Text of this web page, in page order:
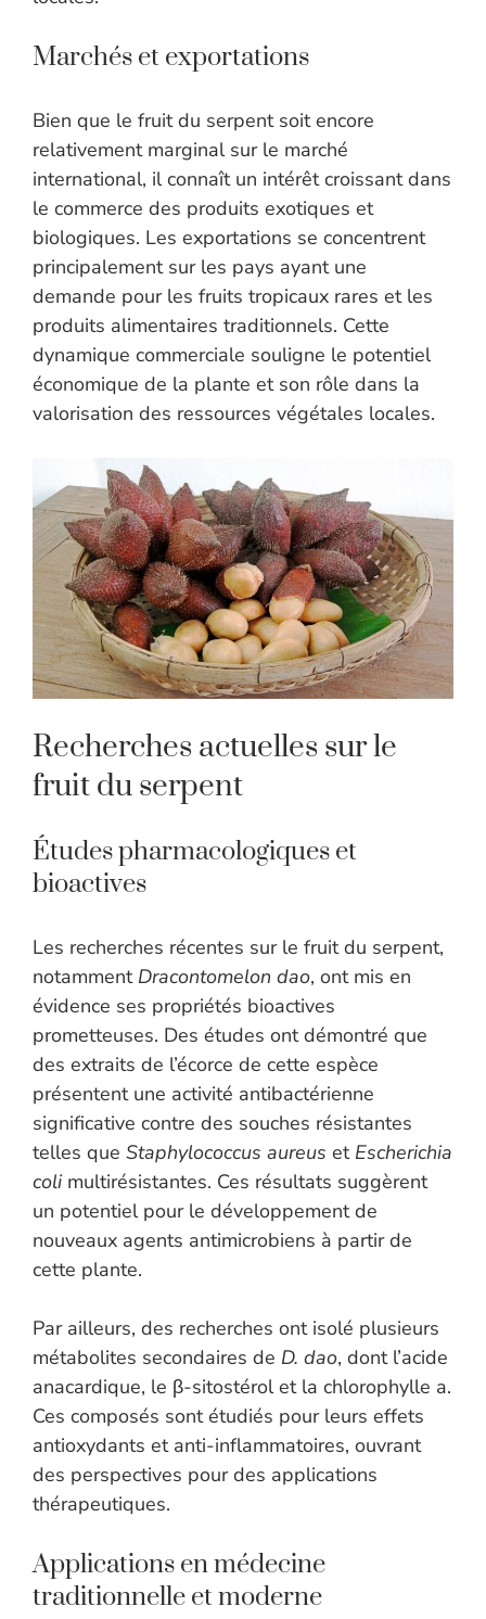
Marchés et exportations
Bien que le fruit du serpent soit encore
relativement marginal sur le marché
international, il connaît un intérêt croissant dans
le commerce des produits exotiques et
biologiques. Les exportations se concentrent
principalement sur les pays ayant une
demande pour les fruits tropicaux rares et les
produits alimentaires traditionnels. Cette
dynamique commerciale souligne le potentiel
économique de la plante et son rôle dans la
valorisation des ressources végétales locales.
Recherches actuelles sur le
fruit du serpent
Études pharmacologiques et
bioactives
Les recherches récentes sur le fruit du serpent,
notamment Dracontomelon dao, ont mis en
évidence ses propriétés bioactives
prometteuses. Des études ont démontré que
des extraits de l’écorce de cette espèce
présentent une activité antibactérienne
significative contre des souches résistantes
telles que Staphylococcus aureus et Escherichia
colimultirésistantes. Ces résultats suggèrent
un potentiel pour le développement de
nouveaux agents antimicrobiens à partir de
cette plante.
Par ailleurs, des recherches ont isolé plusieurs
métabolites secondaires de D. dao, dont l’acide
anacardique, le β-sitostérol et la chlorophylle a.
Ces composés sont étudiés pour leurs effets
antioxydants et anti-inflammatoires, ouvrant
des perspectives pour des applications
thérapeutiques.
Applications en médecine
traditionnelle et moderne